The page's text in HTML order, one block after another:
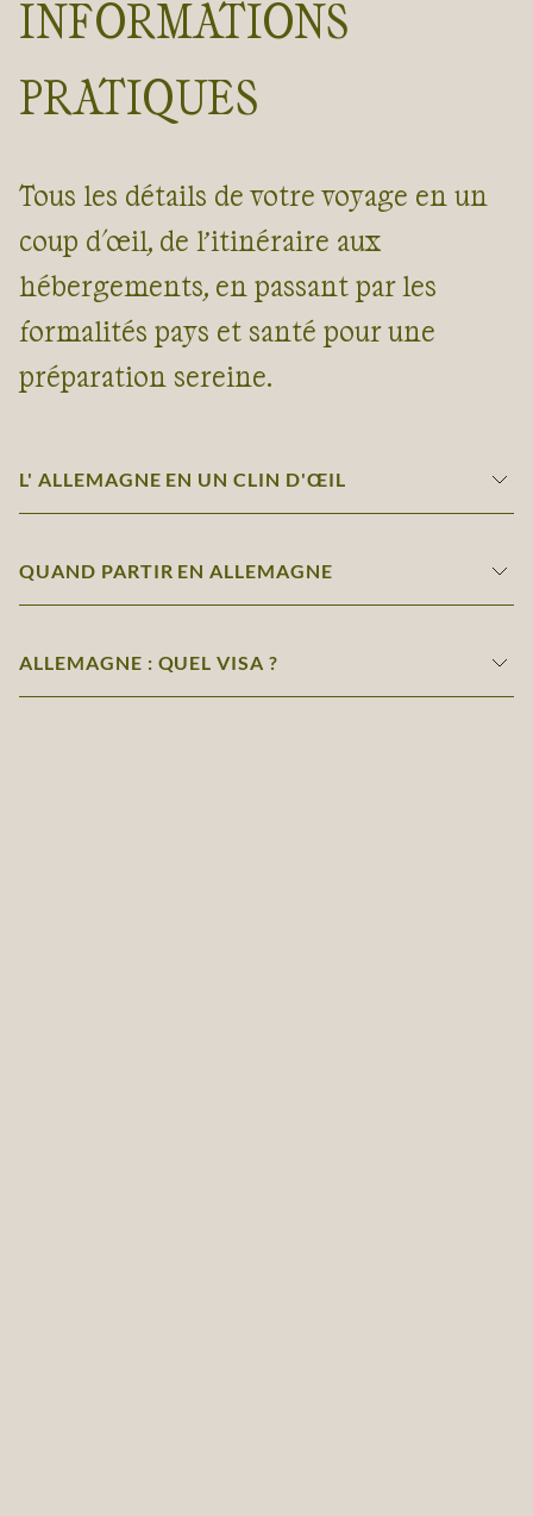
INFORMATIONS
PRATIQUES
Tous les détails de votre voyage en un
coup d'œil, de l’itinéraire aux
hébergements, en passant par les
formalités pays et santé pour une
préparation sereine.
L' ALLEMAGNE EN UN CLIN D'ŒIL
QUAND PARTIR EN ALLEMAGNE
ALLEMAGNE : QUEL VISA ?